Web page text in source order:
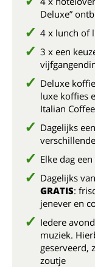
Deluxe”
4 x lunch of
3 x een
Deluxe
luxe koffies
Italian
Dagelijks
Elke dag een
Dagelijks
GRATIS:
jenever en
Iedere
muziek.
geserveerd,
zoutje